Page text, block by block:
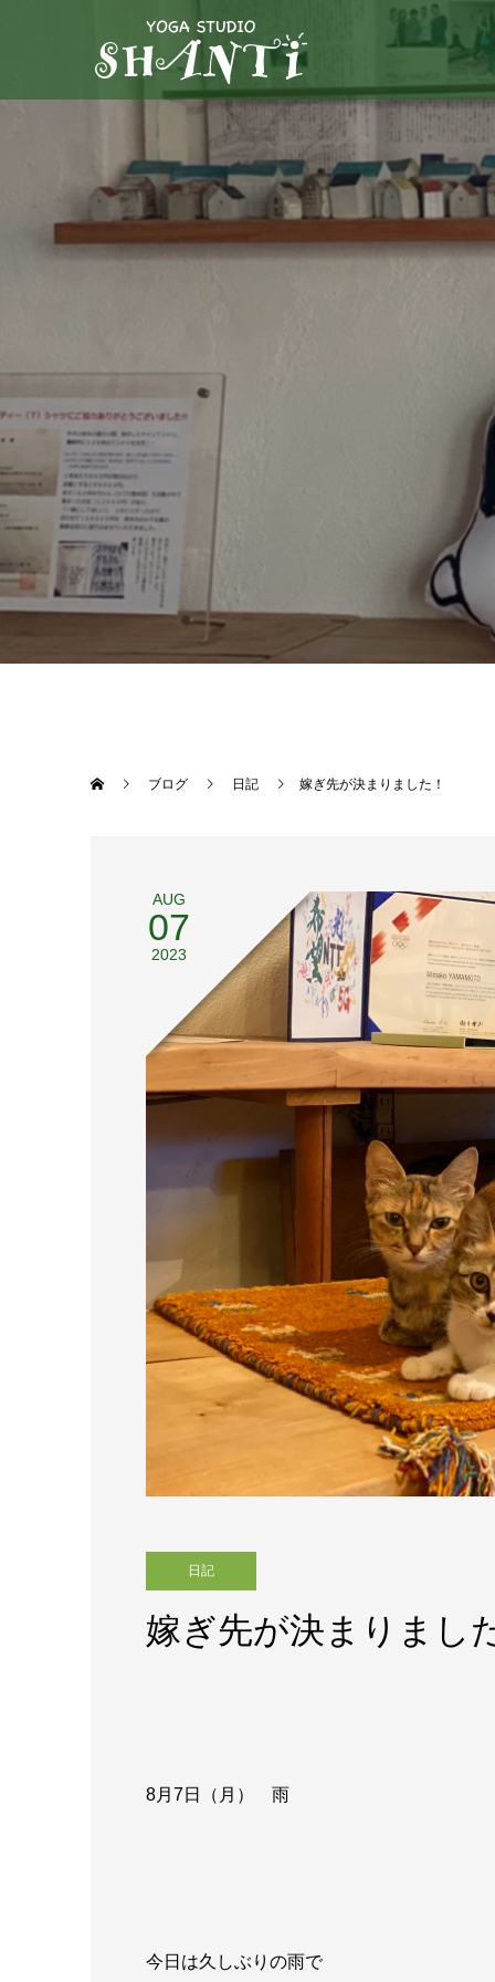
ブログ 日記 嫁ぎ先が決まりました！
AUG
07
2023
日記
嫁ぎ先が決まりまし
8月7 日（月） 雨
今日は久しぶりの雨で